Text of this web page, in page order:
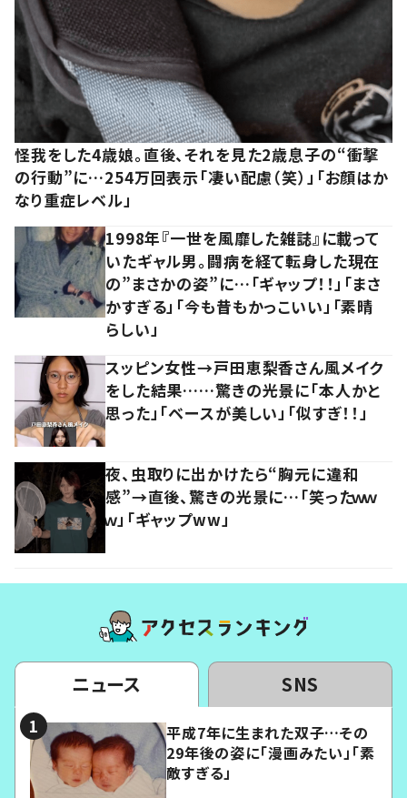
怪我をした4歳娘。直後、それを見た2歳息子の“衝撃
の行動”に…254万回表示「凄い配慮（笑）」「お顔はか
なり重症レベル」
1998年『一世を風靡した雑誌』に載って
いたギャル男。闘病を経て転身した現在
の”まさかの姿”に…「ギャップ！！」「まさ
かすぎる」「今も昔もかっこいい」「素晴
らしい」
スッピン女性→戸田恵梨香さん風メイク
をした結果……驚きの光景に「本人かと
思った」「ベースが美しい」「似すぎ！！」
夜、虫取りに出かけたら“胸元に違和
感”→直後、驚きの光景に…「笑ったｗｗ
ｗ」「ギャップww」
ニュース SNS
平成7年に生まれた双子…その
29年後の姿に「漫画みたい」「素
敵すぎる」